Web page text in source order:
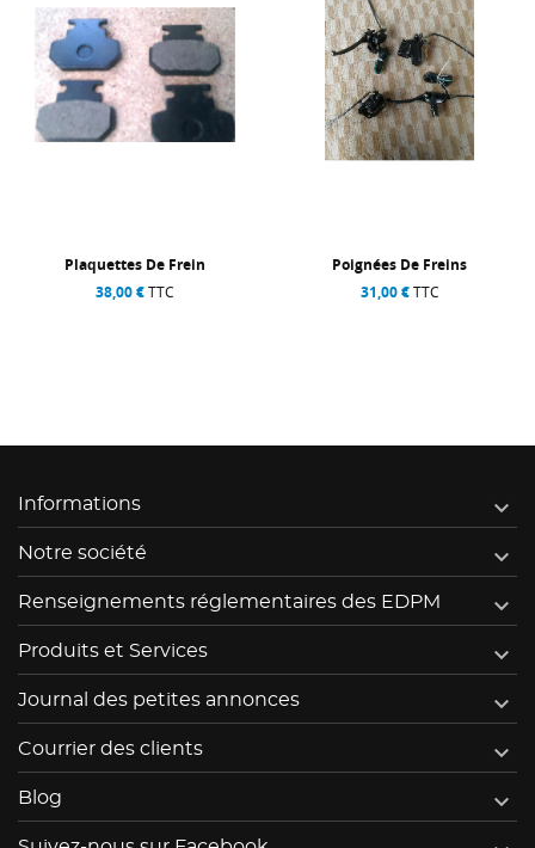
Plaquettes De Frein
38,00 €TTC
Poignées De Freins
31,00 €TTC
Informations 
Notre société 
Renseignements réglementaires des EDPM 
Produits et Services 
Journal des petites annonces 
Courrier des clients 
Blog 